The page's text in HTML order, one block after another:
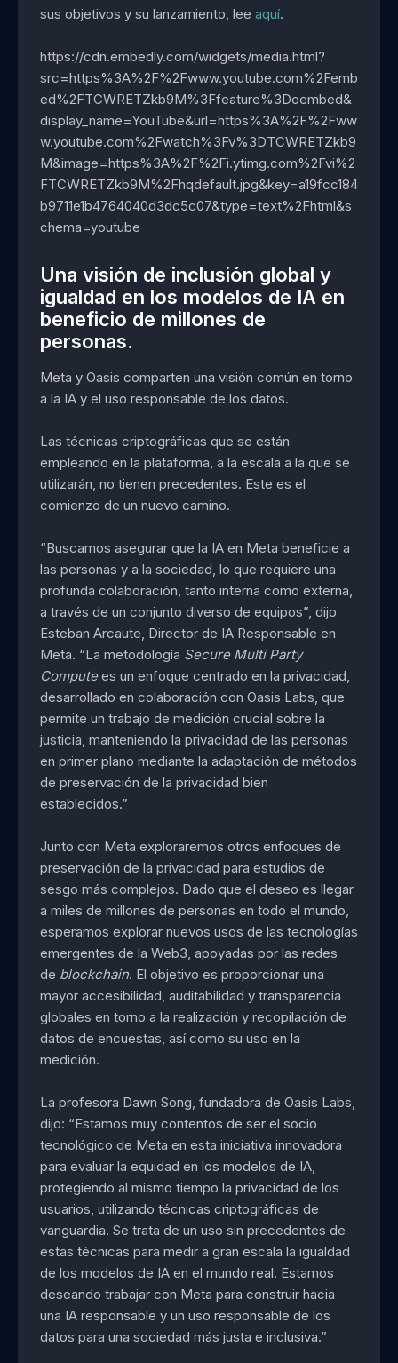
sus objetivos y su lanzamiento, lee aquí.
https://cdn.embedly.com/widgets/media.html?
src=https%3A%2F%2Fwww.youtube.com%2Femb
ed%2FTCWRETZkb9M%3Ffeature%3Doembed&
display_name=YouTube&url=https%3A%2F%2Fww
w.youtube.com%2Fwatch%3Fv%3DTCWRETZkb9
M&image=https%3A%2F%2Fi.ytimg.com%2Fvi%2
FTCWRETZkb9M%2Fhqdefault.jpg&key=a19fcc184
b9711e1b4764040d3dc5c07&type=text%2Fhtml&s
chema=youtube
Una visión de inclusión global y
igualdad en los modelos de IA en
beneficio de millones de
personas.
Meta y Oasis comparten una visión común en torno
a la IA y el uso responsable de los datos.
Las técnicas criptográficas que se están
empleando en la plataforma, a la escala a la que se
utilizarán, no tienen precedentes. Este es el
comienzo de un nuevo camino.
“Buscamos asegurar que la IA en Meta beneficie a
las personas y a la sociedad, lo que requiere una
profunda colaboración, tanto interna como externa,
a través de un conjunto diverso de equipos”, dijo
Esteban Arcaute, Director de IA Responsable en
Meta. “La metodología Secure Multi Party
Computees un enfoque centrado en la privacidad,
desarrollado en colaboración con Oasis Labs, que
permite un trabajo de medición crucial sobre la
justicia, manteniendo la privacidad de las personas
en primer plano mediante la adaptación de métodos
de preservación de la privacidad bien
establecidos.”
Junto con Meta exploraremos otros enfoques de
preservación de la privacidad para estudios de
sesgo más complejos. Dado que el deseo es llegar
a miles de millones de personas en todo el mundo,
esperamos explorar nuevos usos de las tecnologías
emergentes de la Web3, apoyadas por las redes
de blockchain. El objetivo es proporcionar una
mayor accesibilidad, auditabilidad y transparencia
globales en torno a la realización y recopilación de
datos de encuestas, así como su uso en la
medición.
La profesora Dawn Song, fundadora de Oasis Labs,
dijo: “Estamos muy contentos de ser el socio
tecnológico de Meta en esta iniciativa innovadora
para evaluar la equidad en los modelos de IA,
protegiendo al mismo tiempo la privacidad de los
usuarios, utilizando técnicas criptográficas de
vanguardia. Se trata de un uso sin precedentes de
estas técnicas para medir a gran escala la igualdad
de los modelos de IA en el mundo real. Estamos
deseando trabajar con Meta para construir hacia
una IA responsable y un uso responsable de los
datos para una sociedad más justa e inclusiva.”